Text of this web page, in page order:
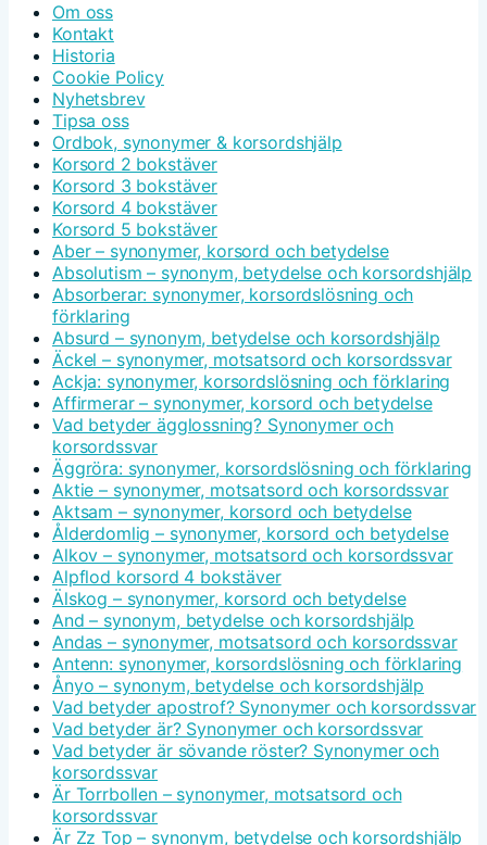
Om oss
Kontakt
Historia
Cookie Policy
Nyhetsbrev
Tipsa oss
Ordbok, synonymer & korsordshjälp
Korsord 2 bokstäver
Korsord 3 bokstäver
Korsord 4 bokstäver
Korsord 5 bokstäver
Aber – synonymer, korsord och betydelse
Absolutism – synonym, betydelse och korsordshjälp
Absorberar: synonymer, korsordslösning och
förklaring
Absurd – synonym, betydelse och korsordshjälp
Äckel – synonymer, motsatsord och korsordssvar
Ackja: synonymer, korsordslösning och förklaring
Affirmerar – synonymer, korsord och betydelse
Vad betyder ägglossning? Synonymer och
korsordssvar
Äggröra: synonymer, korsordslösning och förklaring
Aktie – synonymer, motsatsord och korsordssvar
Aktsam – synonymer, korsord och betydelse
Ålderdomlig – synonymer, korsord och betydelse
Alkov – synonymer, motsatsord och korsordssvar
Alpflod korsord 4 bokstäver
Älskog – synonymer, korsord och betydelse
And – synonym, betydelse och korsordshjälp
Andas – synonymer, motsatsord och korsordssvar
Antenn: synonymer, korsordslösning och förklaring
Ånyo – synonym, betydelse och korsordshjälp
Vad betyder apostrof? Synonymer och korsordssvar
Vad betyder är? Synonymer och korsordssvar
Vad betyder är sövande röster? Synonymer och
korsordssvar
Är Torrbollen – synonymer, motsatsord och
korsordssvar
Är Zz Top – synonym, betydelse och korsordshjälp